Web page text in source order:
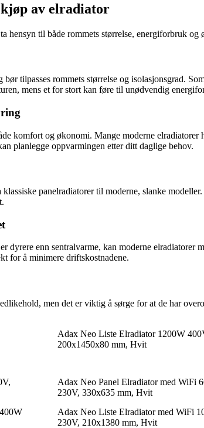
av elradiator
hensyn til både rommets størrelse, energiforbruk
tilpasses rommets størrelse og isolasjonsgrad.
mens et for stort kan føre til unødvendig
komfort og økonomi. Mange moderne
planlegge oppvarmingen etter ditt daglige behov.
panelradiatorer til moderne, slanke
dyrere enn sentralvarme, kan moderne
for å minimere driftskostnadene.
men det er viktig å sørge for at de har
Adax Neo Liste Elradiator 1200W
200x1450x80 mm, Hvit
Adax Neo Panel Elradiator med WiFi
230V, 330x635 mm, Hvit
Adax Neo Liste Elradiator med WiFi
230V, 210x1380 mm, Hvit